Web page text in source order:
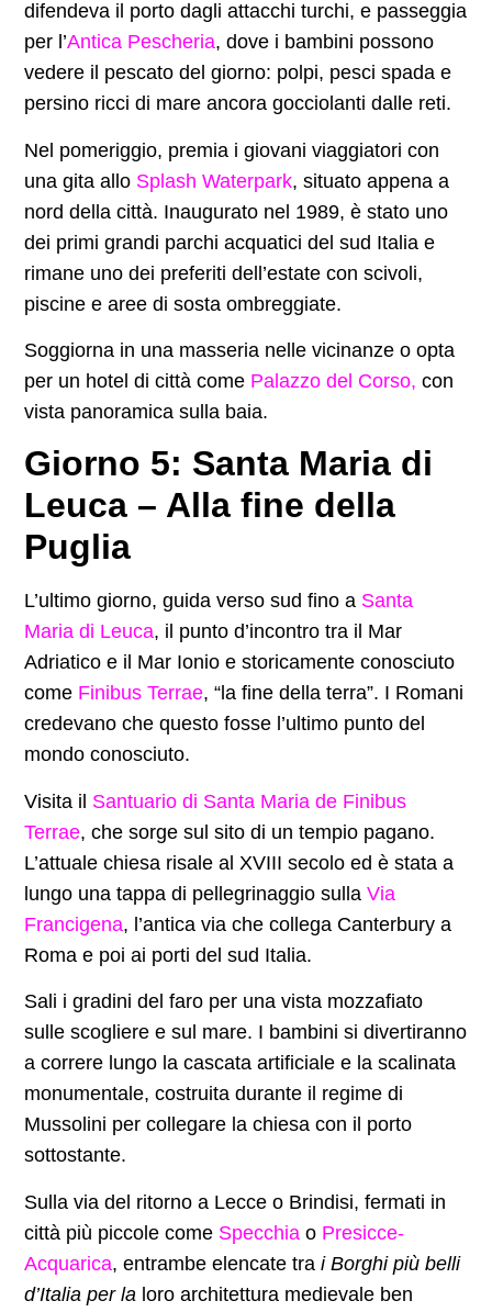
difendeva il porto dagli attacchi turchi, e passeggia
per l’Antica Pescheria, dove i bambini possono
vedere il pescato del giorno: polpi, pesci spada e
persino ricci di mare ancora gocciolanti dalle reti.
Nel pomeriggio, premia i giovani viaggiatori con
una gita allo Splash Waterpark, situato appena a
nord della città. Inaugurato nel 1989, è stato uno
dei primi grandi parchi acquatici del sud Italia e
rimane uno dei preferiti dell’estate con scivoli,
piscine e aree di sosta ombreggiate.
Soggiorna in una masseria nelle vicinanze o opta
per un hotel di città come Palazzo del Corso, con
vista panoramica sulla baia.
Giorno 5: Santa Maria di
Leuca – Alla fine della
Puglia
L’ultimo giorno, guida verso sud fino a Santa
Maria di Leuca, il punto d’incontro tra il Mar
Adriatico e il Mar Ionio e storicamente conosciuto
come Finibus Terrae, “la fine della terra”. I Romani
credevano che questo fosse l’ultimo punto del
mondo conosciuto.
Visita il Santuario di Santa Maria de Finibus
Terrae, che sorge sul sito di un tempio pagano.
L’attuale chiesa risale al XVIII secolo ed è stata a
lungo una tappa di pellegrinaggio sullaVia
Francigena, l’antica via che collega Canterbury a
Roma e poi ai porti del sud Italia.
Sali i gradini del faro per una vista mozzafiato
sulle scogliere e sul mare. I bambini si divertiranno
a correre lungo la cascata artificiale e la scalinata
monumentale, costruita durante il regime di
Mussolini per collegare la chiesa con il porto
sottostante.
Sulla via del ritorno a Lecce o Brindisi, fermati in
città più piccole come Specchia o Presicce-
Acquarica, entrambe elencate trai Borghi più belli
d’Italia per la loro architettura medievale ben